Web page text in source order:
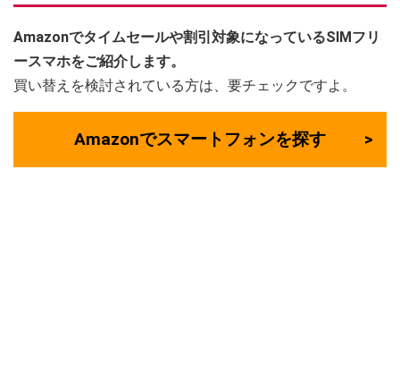
Amazonでタイムセールや割引対象になっているSIMフリ
ースマホをご紹介します。
買い替えを検討されている方は、要チェックですよ。
Amazonでスマートフォンを探す